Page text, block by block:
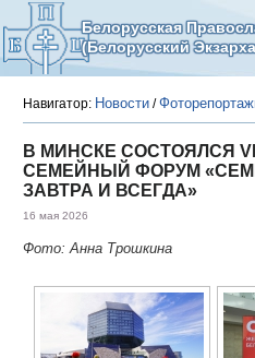
Белорусская
(Белорусский
Навигатор: Новости /
В МИНСКЕ СОСТОЯЛСЯ
СЕМЕЙНЫЙ ФОРУМ
ЗАВТРА И ВСЕГДА»
16 мая 2026
Фото: Анна Трошкина